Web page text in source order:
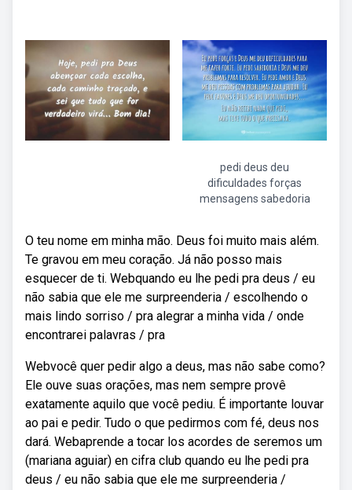
pedi deus deu
dificuldades forças
mensagens sabedoria
O teu nome em minha mão. Deus foi muito mais além.
Te gravou em meu coração. Já não posso mais
esquecer de ti. Webquando eu lhe pedi pra deus / eu
não sabia que ele me surpreenderia / escolhendo o
mais lindo sorriso / pra alegrar a minha vida / onde
encontrarei palavras / pra
Webvocê quer pedir algo a deus, mas não sabe como?
Ele ouve suas orações, mas nem sempre provê
exatamente aquilo que você pediu. É importante louvar
ao pai e pedir. Tudo o que pedirmos com fé, deus nos
dará. Webaprende a tocar los acordes de seremos um
(mariana aguiar) en cifra club quando eu lhe pedi pra
deus / eu não sabia que ele me surpreenderia /